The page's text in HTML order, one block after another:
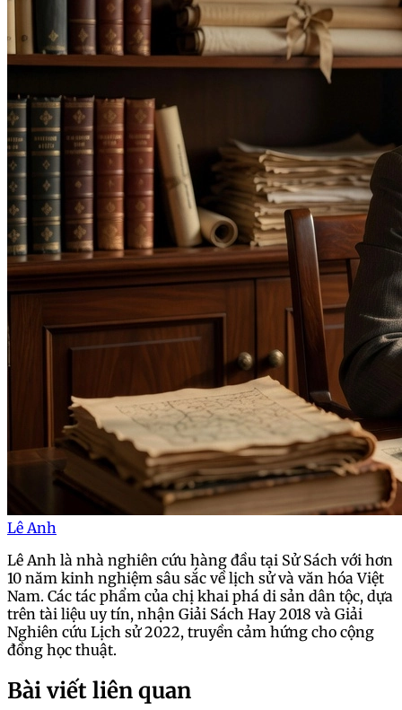
Lê Anh
Lê Anh là nhà nghiên cứu hàng đầu tại Sử Sách với hơn
10 năm kinh nghiệm sâu sắc về lịch sử và văn hóa Việt
Nam. Các tác phẩm của chị khai phá di sản dân tộc, dựa
trên tài liệu uy tín, nhận Giải Sách Hay 2018 và Giải
Nghiên cứu Lịch sử 2022, truyền cảm hứng cho cộng
đồng học thuật.
Bài viết liên quan